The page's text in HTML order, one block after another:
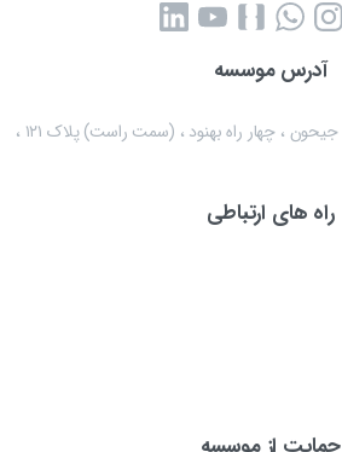
آدرس موسسه
تهران ، خیابان آزادی ، خیابان جیحون ، چهار راه بهنود ، (سمت راست) پلاک ۱۲۱ ،
راه های ارتباطی